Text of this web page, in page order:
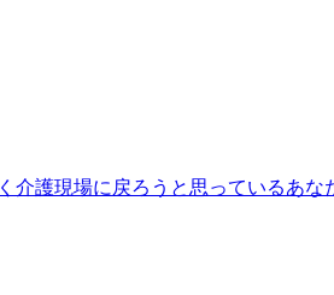
介護現場に戻ろうと思っているあな